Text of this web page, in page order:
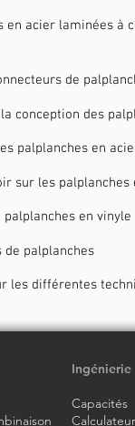
en acier laminées à
de
conception des
palplanches en
sur les palplanches
en vinyle
palplanches
les différentes
Ingénierie
Capacités
Calculateur